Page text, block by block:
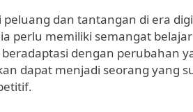
dan tantangan di era
perlu memiliki semangat
dengan perubahan
dapat menjadi seorang yang